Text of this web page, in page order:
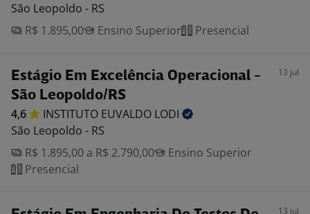
São Leopoldo - RS
R$ 1.895,00
Ensino Superior Presencial
Estágio Em Excelência Operacional -
São Leopoldo/RS
13 jul
4,6 INSTITUTO EUVALDO LODI
São Leopoldo - RS
R$ 1.895,00 a R$ 2.790,00
Ensino Superior
Presencial
13 jul